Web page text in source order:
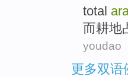
total
而耕地
youdao
更多双语